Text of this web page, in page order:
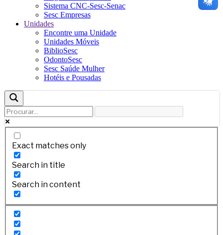
Sistema CNC-Sesc-Senac
Sesc Empresas
Unidades
Encontre uma Unidade
Unidades Móveis
BiblioSesc
OdontoSesc
Sesc Saúde Mulher
Hotéis e Pousadas
Exact matches only
Search in title
Search in content